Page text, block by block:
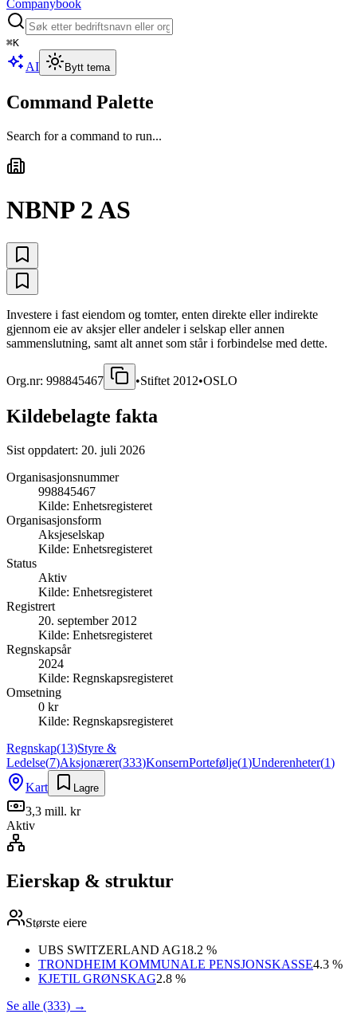
Companybook
⌘K
AI Bytt tema
Command Palette
Search for a command to run...
NBNP 2 AS
Investere i fast eiendom og tomter, enten direkte eller indirekte
gjennom eie av aksjer eller andeler i selskap eller annen
sammenslutning, samt alt annet som står i forbindelse med dette.
Org.nr: 998845467 •Stiftet 2012•OSLO
Kildebelagte fakta
Sist oppdatert: 20. juli 2026
Organisasjonsnummer
998845467
Kilde: Enhetsregisteret
Organisasjonsform
Aksjeselskap
Kilde: Enhetsregisteret
Status
Aktiv
Kilde: Enhetsregisteret
Registrert
20. september 2012
Kilde: Enhetsregisteret
Regnskapsår
2024
Kilde: Regnskapsregisteret
Omsetning
0 kr
Kilde: Regnskapsregisteret
Regnskap(13)Styre &
Ledelse(7)Aksjonærer(333)KonsernPortefølje(1)Underenheter(1)
Kart
Lagre
3,3 mill. kr
Aktiv
Eierskap & struktur
Største eiere
UBS SWITZERLAND AG18.2 %
TRONDHEIM KOMMUNALE PENSJONSKASSE4.3 %
KJETIL GRØNSKAG2.8 %
Se alle (333) →